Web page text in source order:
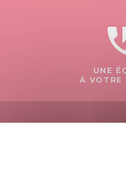
UNE
À VOTRE